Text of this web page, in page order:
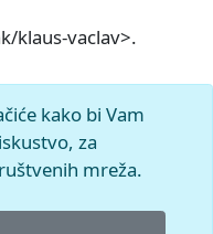
klaus-vaclav>.
kako bi Vam
za
mreža.